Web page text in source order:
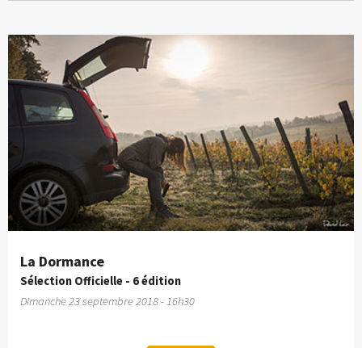
La Dormance
Sélection Officielle - 6 édition
Dimanche 23 septembre 2018 - 16h30